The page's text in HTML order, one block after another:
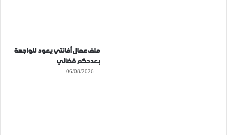
ملف عمال أفانتي يعود للواجهة
بعدحكم قضائي
06/08/2026